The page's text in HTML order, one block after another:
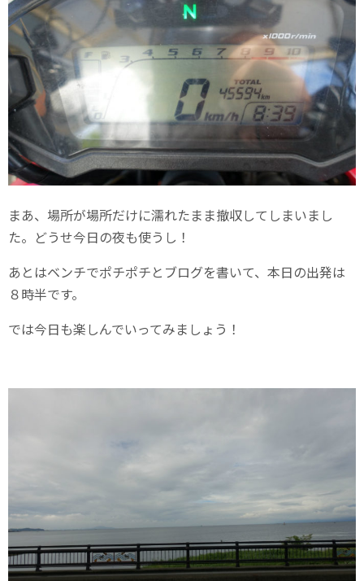
まあ、場所が場所だけに濡れたまま撤収してしまいまし
た。どうせ今日の夜も使うし！
あとはベンチでポチポチとブログを書いて、本日の出発は
８時半です。
では今日も楽しんでいってみましょう！